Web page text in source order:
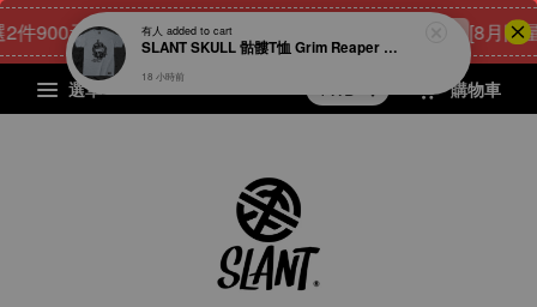
900元 點我 立即購 21 [8月限量
選單 購物車